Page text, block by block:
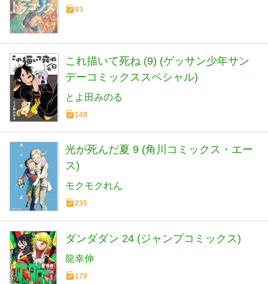
93
これ描いて死ね (9) (ゲッサン少年サン
デーコミックススペシャル)
とよ田みのる
149
光が死んだ夏 9 (角川コミックス・エー
ス)
モクモクれん
235
ダンダダン 24 (ジャンプコミックス)
龍幸伸
179